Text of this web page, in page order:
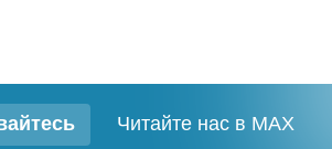
Читайте нас в MAX